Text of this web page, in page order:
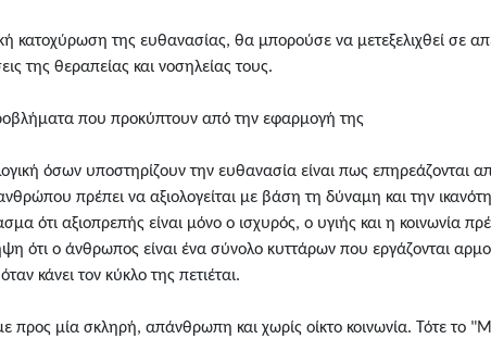
κατοχύρωση της ευθανασίας, θα μπορούσε να μετεξελιχθεί σε
της θεραπείας και νοσηλείας τους.
που προκύπτουν από την εφαρμογή της
όσων υποστηρίζουν την ευθανασία είναι πως επηρεάζονται
πρέπει να αξιολογείται με βάση τη δύναμη και την
ότι αξιοπρεπής είναι μόνο ο ισχυρός, ο υγιής και η κοινωνία
ότι ο άνθρωπος είναι ένα σύνολο κυττάρων που εργάζονται
κάνει τον κύκλο της πετιέται.
προς μία σκληρή, απάνθρωπη και χωρίς οίκτο κοινωνία. Τότε το